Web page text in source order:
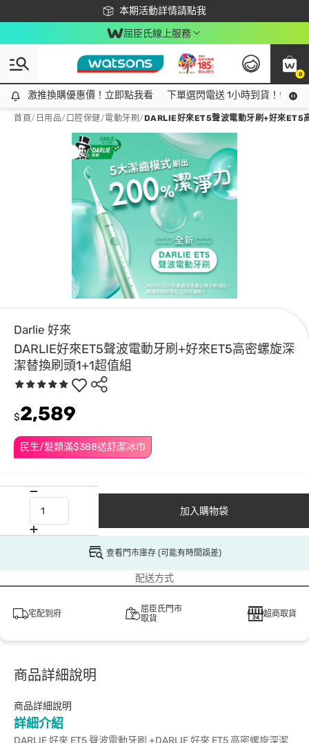
本期活動詳情請點我
下載app最高回饋$350
屈臣氏線上服務
0
激推換購優惠價！立即點我看
激推換購優惠價！立即點我看 下單選閃電送 1小時到貨！領神
首頁/ 日用品/ 口腔保健/電動牙刷 /DARLIE好來ET5聲波電動牙刷+好來ET5
Darlie 好來
DARLIE好來ET5聲波電動牙刷+好來ET5高密螺旋深
潔替換刷頭1+1超值組
民生/髮類滿$388送舒潔冰巾
$2,589
加入購物袋
查看門市庫存 (可能有時間誤差)
配送方式
宅配到府
屈臣氏門市
取貨
超商取貨
商品詳細說明
商品詳細說明
詳細介紹
DARLIE 好來 ET5 聲波電動牙刷 +DARLIE 好來 ET5 高密螺旋深潔